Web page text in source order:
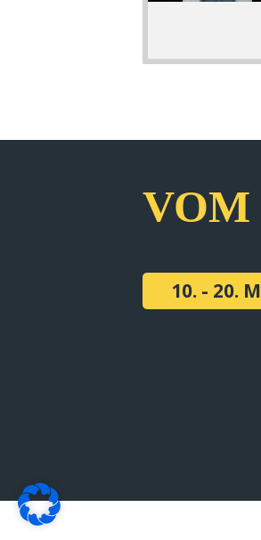
10. - 20.